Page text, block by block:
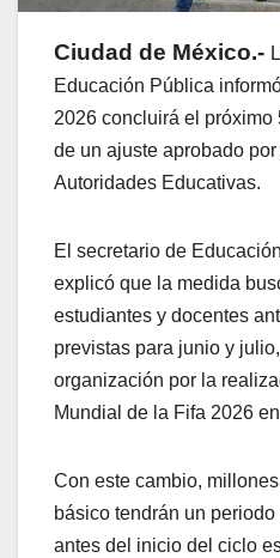
Ciudad de México.-
Educación Pública
2026 concluirá el próximo
de un ajuste aprobado
Autoridades Educativas.
El secretario de
explicó que la medida
estudiantes y docentes
previstas para junio y
organización por la
Mundial de la Fifa 2026
Con este cambio,
básico tendrán un
antes del inicio del ciclo